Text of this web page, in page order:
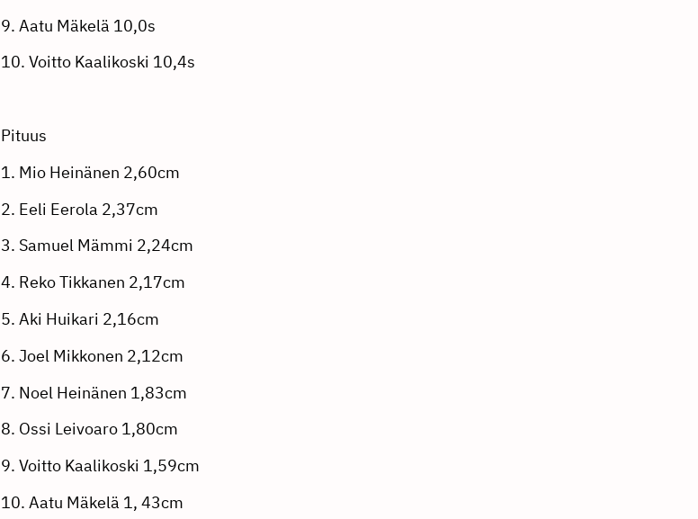
9. Aatu Mäkelä 10,0s
10. Voitto Kaalikoski 10,4s
Pituus
1. Mio Heinänen 2,60cm
2. Eeli Eerola 2,37cm
3. Samuel Mämmi 2,24cm
4. Reko Tikkanen 2,17cm
5. Aki Huikari 2,16cm
6. Joel Mikkonen 2,12cm
7. Noel Heinänen 1,83cm
8. Ossi Leivoaro 1,80cm
9. Voitto Kaalikoski 1,59cm
10. Aatu Mäkelä 1, 43cm